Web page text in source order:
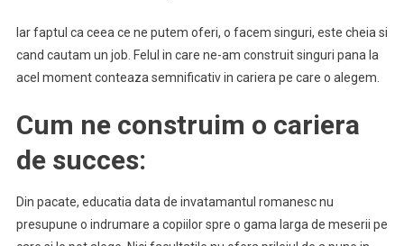
Iar faptul ca ceea ce ne putem oferi, o facem singuri, este cheia si
cand cautam un job. Felul in care ne-am construit singuri pana la
acel moment conteaza semnificativ in cariera pe care o alegem.
Cum ne construim o cariera
de succes:
Din pacate, educatia data de invatamantul romanesc nu
presupune o indrumare a copiilor spre o gama larga de meserii pe